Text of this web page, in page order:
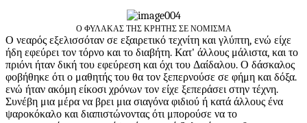
Ο ΦΥΛΑΚΑΣ ΤΗΣ ΚΡΗΤΗΣ ΣΕ ΝΟΜΙΣΜΑ
Ο νεαρός εξελισσόταν σε εξαιρετικό τεχνίτη και γλύπτη, ενώ είχε
ήδη εφεύρει τον τόρνο και το διαβήτη. Κατ' άλλους μάλιστα, και το
πριόνι ήταν δική του εφεύρεση και όχι του Δαίδαλου. Ο δάσκαλος
φοβήθηκε ότι ο μαθητής του θα τον ξεπερνούσε σε φήμη και δόξα.
ενώ ήταν ακόμη είκοσι χρόνων τον είχε ξεπεράσει στην τέχνη.
Συνέβη μια μέρα να βρει μια σιαγόνα φιδιού ή κατά άλλους ένα
ψαροκόκαλο και διαπιστώνοντας ότι μπορούσε να το